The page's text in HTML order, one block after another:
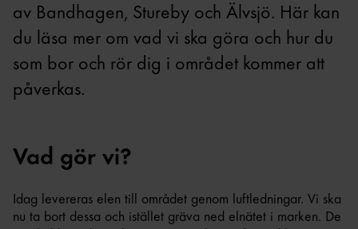
av Bandhagen, Stureby och Älvsjö. Här kan
du läsa mer om vad vi ska göra och hur du
som bor och rör dig i området kommer att
påverkas.
Vad gör vi?
Idag levereras elen till området genom luftledningar. Vi ska
nu ta bort dessa och istället gräva ned elnätet i marken. De